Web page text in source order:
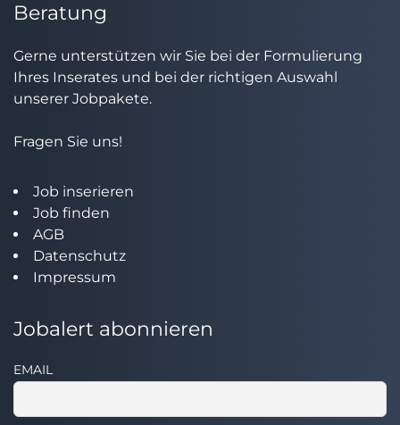
Beratung
Gerne unterstützen wir Sie bei der Formulierung
Ihres Inserates und bei der richtigen Auswahl
unserer Jobpakete.
Fragen Sie uns!
Job inserieren
Job finden
AGB
Datenschutz
Impressum
Jobalert abonnieren
EMAIL